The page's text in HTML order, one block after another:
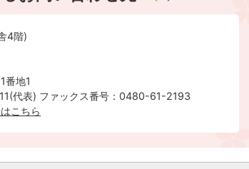
4階)
番地1
代表) ファックス番号：0480-61-2193
こちら